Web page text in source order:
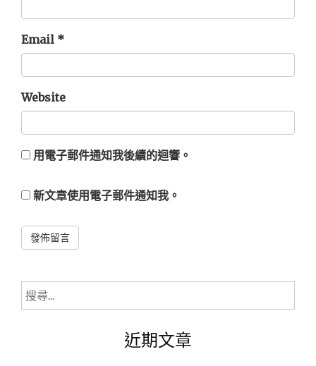
Email *
Website
用電子郵件通知我後續的迴響。
新文章使用電子郵件通知我。
搜
尋
近期文章